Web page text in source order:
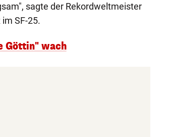
sagte der Rekordweltmeister
SF-25.
Göttin" wach